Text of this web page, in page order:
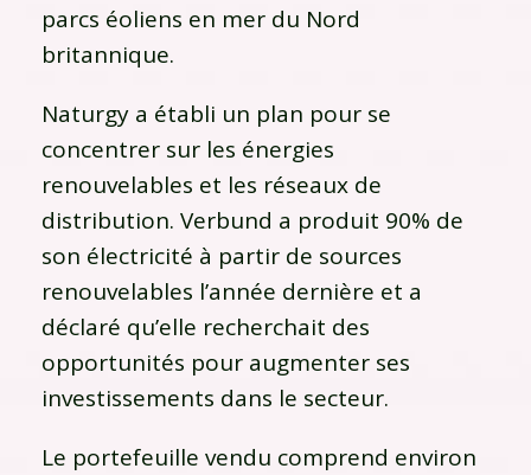
parcs éoliens en mer du Nord
britannique.
Naturgy a établi un plan pour se
concentrer sur les énergies
renouvelables et les réseaux de
distribution. Verbund a produit 90% de
son électricité à partir de sources
renouvelables l’année dernière et a
déclaré qu’elle recherchait des
opportunités pour augmenter ses
investissements dans le secteur.
Le portefeuille vendu comprend environ